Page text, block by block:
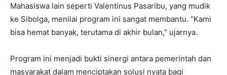
Mahasiswa lain seperti Valentinus Pasaribu, yang mudik
ke Sibolga, menilai program ini sangat membantu. “Kami
bisa hemat banyak, terutama di akhir bulan,” ujarnya.
Program ini menjadi bukti sinergi antara pemerintah dan
masyarakat dalam menciptakan solusi nyata bagi